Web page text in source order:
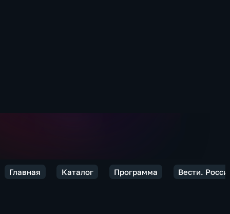
Главная Каталог Программа Вести.